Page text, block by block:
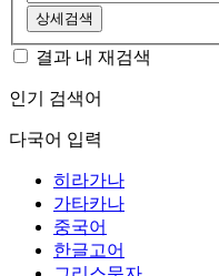
상세검색
결과 내 재검색
인기 검색어
다국어 입력
히라가나
가타카나
중국어
한글고어